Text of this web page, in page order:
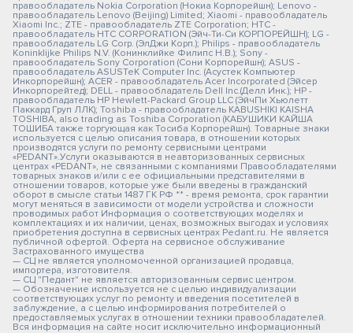
правообладатель Nokia Corporation (Нокиа Корпорейшн); Lenovo -
правообладатель Lenovo (Beijing) Limited; Xiaomi - правообладатель
Xiaomi Inc.; ZTE - правообладатель ZTE Corporation; HTC -
правообладатель HTC CORPORATION (Эйч-Ти-Си КОРПОРЕЙШН); LG -
правообладатель LG Corp. (ЭлДжи Корп.); Philips - правообладатель
Koninklijke Philips N.V. (Конинклийке Филипс Н.В.); Sony -
правообладатель Sony Corporation (Сони Корпорейшн); ASUS -
правообладатель ASUSTeK Computer Inc. (Асустек Компьютер
Инкорпорейшн); ACER - правообладатель Acer Incorporated (Эйсер
Инкорпорейтед); DELL - правообладатель Dell Inc.(Делл Инк.); HP -
правообладатель HP Hewlett-Packard Group LLC (ЭйчПи Хьюлетт
Паккард Груп ЛЛК); Toshiba - правообладатель KABUSHIKI KAISHA
TOSHIBA, also trading as Toshiba Corporation (КАБУШИКИ КАЙША
ТОШИБА также торгующая как Тосиба Корпорейшн). Товарные знаки
используется с целью описания товара, в отношении которых
производятся услуги по ремонту сервисными центрами
«PEDANT».Услуги оказываются в неавторизованных сервисных
центрах «PEDANT», не связанными с компаниями Правообладателями
товарных знаков и/или с ее официальными представителями в
отношении товаров, которые уже были введены в гражданский
оборот в смысле статьи 1487 ГК РФ ** - время ремонта, срок гарантии
могут меняться в зависимости от модели устройства и сложности
проводимых работ Информация о соответствующих моделях и
комплектациях и их наличии, ценах, возможных выгодах и условиях
приобретения доступна в сервисных центрах Pedant.ru. Не является
публичной офертой. Оферта на сервисное обслуживание
Застрахованного имущества
— СЦ не является уполномоченной организацией продавца,
импортера, изготовителя.
— СЦ "Педант" не является авторизованным сервис центром.
— Обозначение используется не с целью индивидуализации
соответствующих услуг по ремонту и введения посетителей в
заблуждение, а с целью информирования потребителей о
предоставляемых услугах в отношении техники правообладателей.
Вся информация на сайте носит исключительно информационный